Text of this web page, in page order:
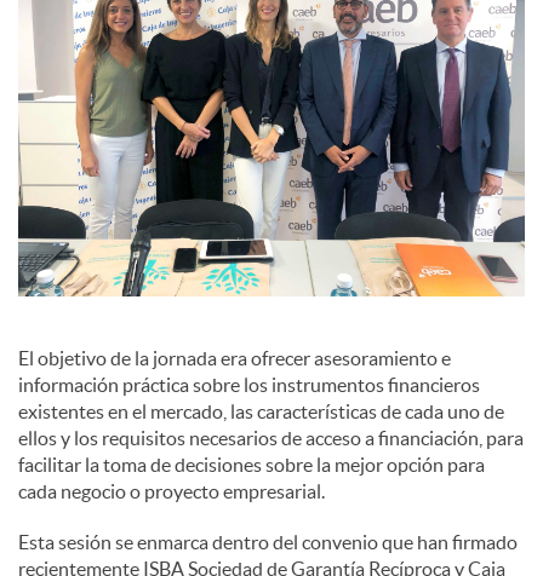
El objetivo de la jornada era ofrecer asesoramiento e
información práctica sobre los instrumentos financieros
existentes en el mercado, las características de cada uno de
ellos y los requisitos necesarios de acceso a financiación, para
facilitar la toma de decisiones sobre la mejor opción para
cada negocio o proyecto empresarial.
Esta sesión se enmarca dentro del convenio que han firmado
recientemente ISBA Sociedad de Garantía Recíproca y Caja